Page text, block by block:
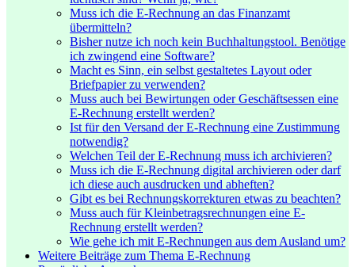
Muss ich die E-Rechnung an das Finanzamt
übermitteln?
Bisher nutze ich noch kein Buchhaltungstool. Benötige
ich zwingend eine Software?
Macht es Sinn, ein selbst gestaltetes Layout oder
Briefpapier zu verwenden?
Muss auch bei Bewirtungen oder Geschäftsessen eine
E-Rechnung erstellt werden?
Ist für den Versand der E-Rechnung eine Zustimmung
notwendig?
Welchen Teil der E-Rechnung muss ich archivieren?
Muss ich die E-Rechnung digital archivieren oder darf
ich diese auch ausdrucken und abheften?
Gibt es bei Rechnungskorrekturen etwas zu beachten?
Muss auch für Kleinbetragsrechnungen eine E-
Rechnung erstellt werden?
Wie gehe ich mit E-Rechnungen aus dem Ausland um?
Weitere Beiträge zum Thema E-Rechnung